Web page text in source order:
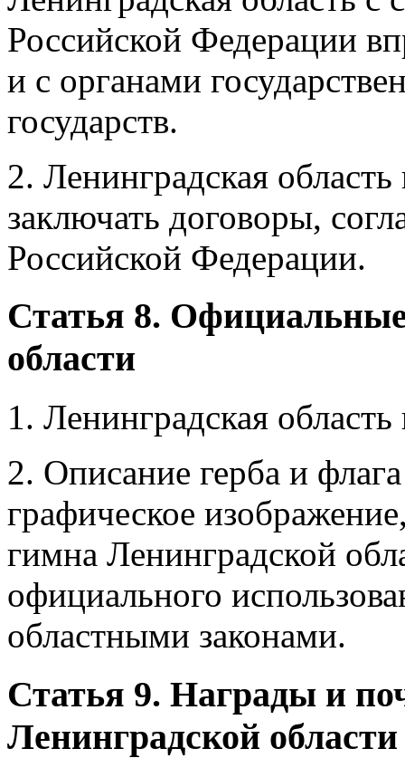
Российской Федерации
и с органами
государств.
2. Ленинградская
заключать договоры,
Российской Федерации.
Статья 8.
области
1. Ленинградская
2. Описание герба и
графическое
гимна Ленинградской
официального
областными законами.
Статья 9. Награды и
Ленинградской области